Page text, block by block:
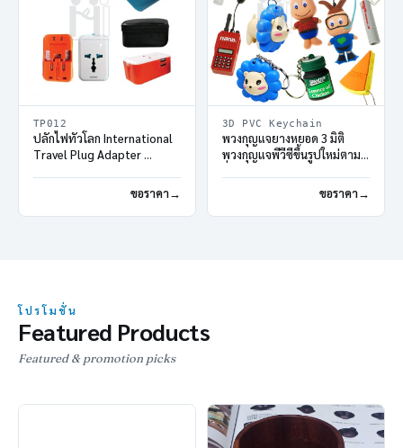
TP012
ปลั๊กไฟทั่วโลก International
Travel Plug Adapter
ขอราคา
3D PVC Keychain
พวงกุญแจยางหยอด 3 มิติ
พวงกุญแจพีวีซีขึ้นรูปใหม่ตาม
ขอราคา
โปรโมชั่น
Featured Products
Featured & promotion picks